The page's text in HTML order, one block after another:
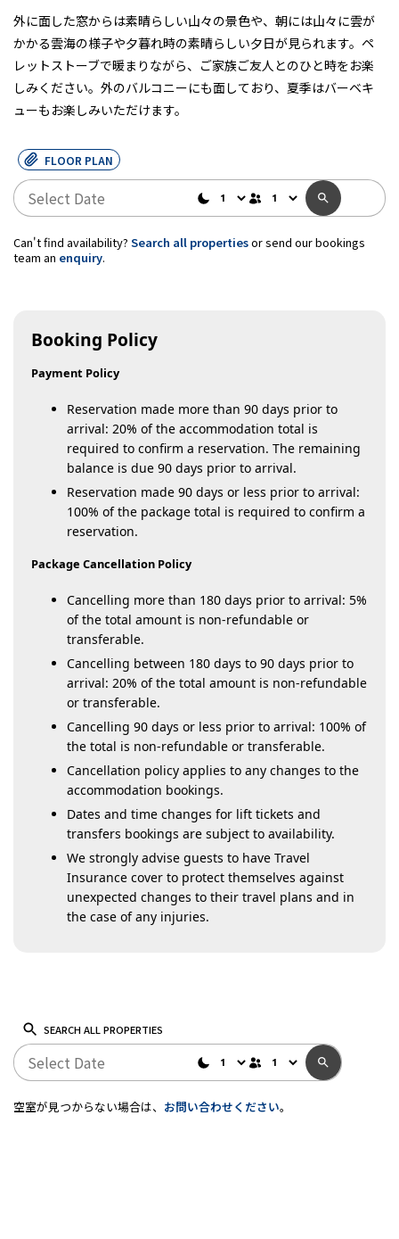
外に面した窓からは素晴らしい山々の景色や、朝には山々に雲が
かかる雲海の様子や夕暮れ時の素晴らしい夕日が見られます。ペ
レットストーブで暖まりながら、ご家族ご友人とのひと時をお楽
しみください。外のバルコニーにも面しており、夏季はバーベキ
ューもお楽しみいただけます。
FLOOR PLAN
Can't find availability? Search all propertiesor send our bookings
team an enquiry.
Booking Policy
Payment Policy
Reservation made more than 90 days prior to
arrival: 20% of the accommodation total is
required to confirm a reservation. The remaining
balance is due 90 days prior to arrival.
Reservation made 90 days or less prior to arrival:
100% of the package total is required to confirm a
reservation.
Package Cancellation Policy
Cancelling more than 180 days prior to arrival: 5%
of the total amount is non-refundable or
transferable.
Cancelling between 180 days to 90 days prior to
arrival: 20% of the total amount is non-refundable
or transferable.
Cancelling 90 days or less prior to arrival: 100% of
the total is non-refundable or transferable.
Cancellation policy applies to any changes to the
accommodation bookings.
Dates and time changes for lift tickets and
transfers bookings are subject to availability.
We strongly advise guests to have Travel
Insurance cover to protect themselves against
unexpected changes to their travel plans and in
the case of any injuries.
SEARCH ALL PROPERTIES
空室が見つからない場合は、 お問い合わせください。